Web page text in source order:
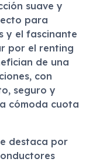
suave y
para
y el fascinante
por el renting
de una
con
seguro y
cómoda cuota
destaca por